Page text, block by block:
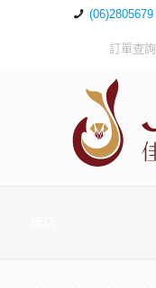
(06)2805679
訂單查詢